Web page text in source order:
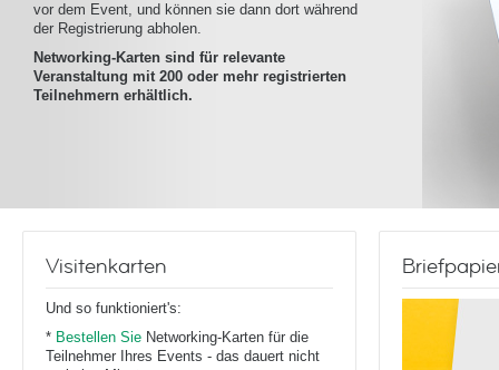
vor dem Event, und können sie dann dort während
der Registrierung abholen.
Networking-Karten sind für relevante
Veranstaltung mit 200 oder mehr registrierten
Teilnehmern erhältlich.
Visitenkarten
Und so funktioniert's:
* Bestellen Sie Networking-Karten für die
Teilnehmer Ihres Events - das dauert nicht